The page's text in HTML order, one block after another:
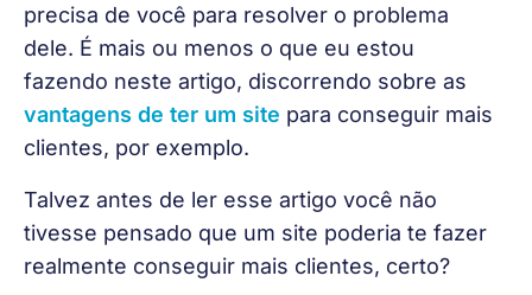
precisa de você para resolver o problema
dele. É mais ou menos o que eu estou
fazendo neste artigo, discorrendo sobre as
vantagens de ter um site para conseguir mais
clientes, por exemplo.
Talvez antes de ler esse artigo você não
tivesse pensado que um site poderia te fazer
realmente conseguir mais clientes, certo?